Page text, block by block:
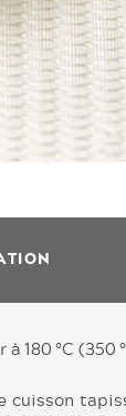
180 °C (350
cuisson